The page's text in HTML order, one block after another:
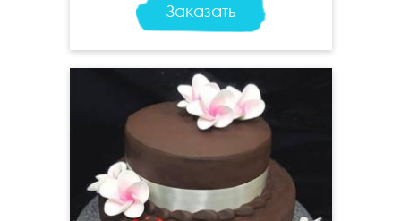
Заказать